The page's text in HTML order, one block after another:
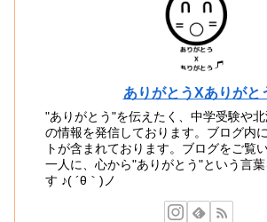
ありがとうXありがと
"ありがとう"を伝えたく、中学受験や
の情報を発信しております。ブログ内
トが含まれております。ブログをご覧
一人に、心から"ありがとう"という言
す ♪( ´θ｀)ノ